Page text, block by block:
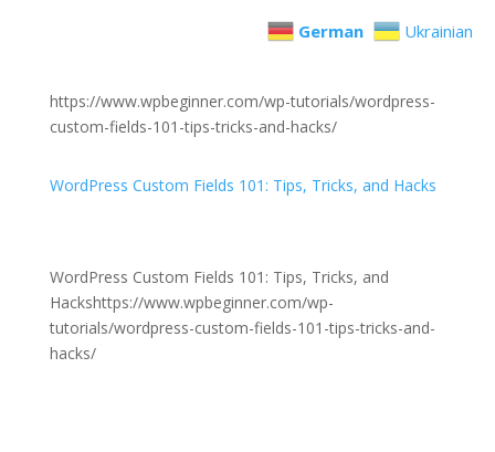
https://www.wpbeginner.com/wp-tutorials/wordpress-
custom-fields-101-tips-tricks-and-hacks/
WordPress Custom Fields 101: Tips, Tricks, and Hacks
WordPress Custom Fields 101: Tips, Tricks, and
Hackshttps://www.wpbeginner.com/wp-
tutorials/wordpress-custom-fields-101-tips-tricks-and-
hacks/
German Ukrainian